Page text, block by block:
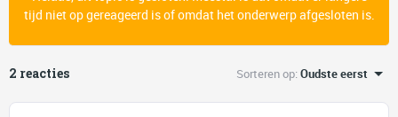
tijd niet op gereageerd is of omdat het onderwerp afgesloten is.
2 reacties Sorteren op:Oudste eerst